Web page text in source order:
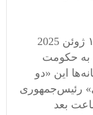
رئيس‌جمهوری آمریکا روز پنجشنبه ۱۹ ژوئن 2025
به حکومت
این «دو
رئیس‌جمهوری
نظام دانستند. اما تنها ۴۸ ساعت بعد